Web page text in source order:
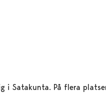
i Satakunta. På flera